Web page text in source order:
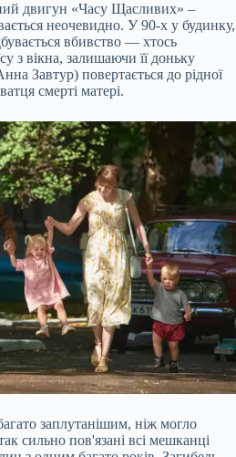
двигун «Часу Щасливих» –
неочевидно. У 90-х у будинку,
вбивство — хтось
з вікна, залишаючи її доньку
Завтур) повертається до рідної
смерті матері.
заплутанішим, ніж могло
сильно пов'язані всі мешканці